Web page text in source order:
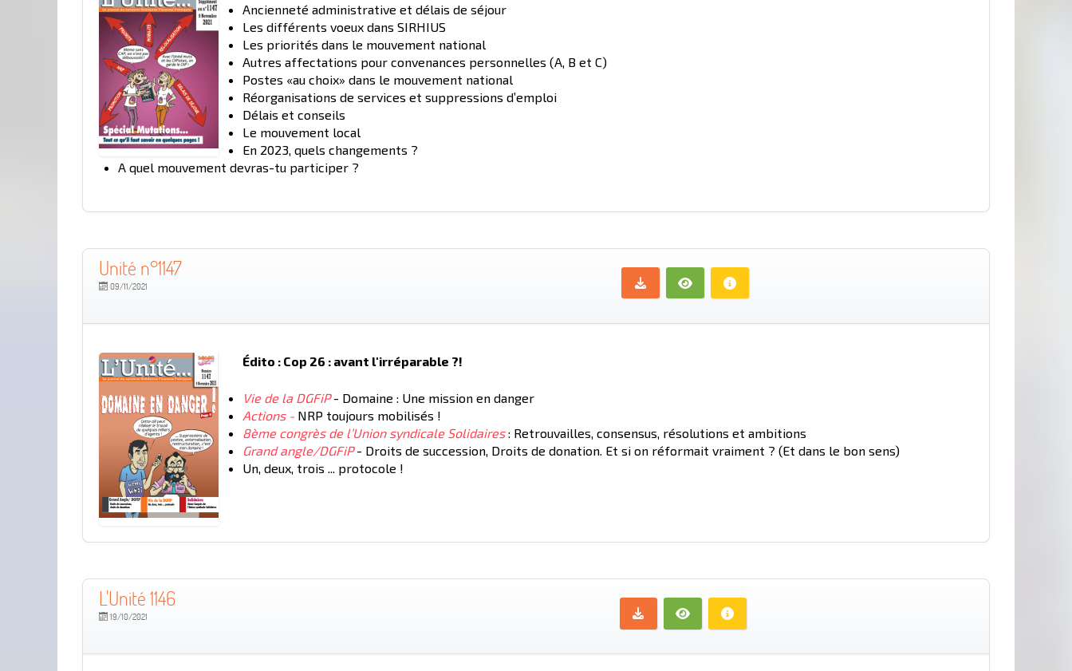
Ancienneté administrative et délais de séjour
Les différents voeux dans SIRHIUS
Les priorités dans le mouvement national
Autres affectations pour convenances personnelles (A, B et C)
Postes «au choix» dans le mouvement national
Réorganisations de services et suppressions d’emploi
Délais et conseils
Le mouvement local
En 2023, quels changements ?
A quel mouvement devras-tu participer ?
Unité n°1147
09/11/2021
Édito : Cop 26 : avant l'irréparable ?!
Vie de la DGFiP- Domaine : Une mission en danger
Actions - NRP toujours mobilisés !
8ème congrès de l’Union syndicale Solidaires: Retrouvailles, consensus, résolutions et ambitions
Grand angle/DGFiP- Droits de succession, Droits de donation. Et si on réformait vraiment ? (Et dans le bon sens)
Un, deux, trois ... protocole !
L'Unité 1146
19/10/2021